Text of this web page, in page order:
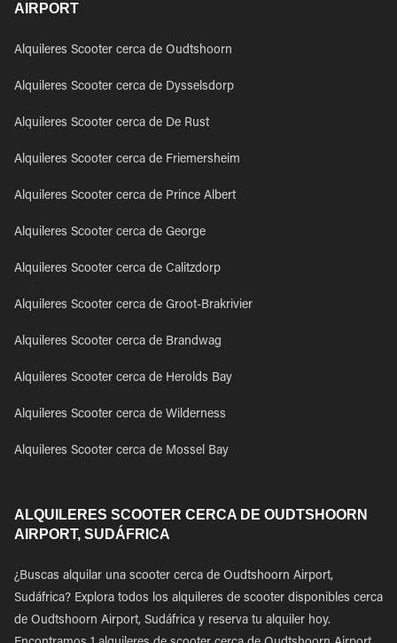
AIRPORT
Alquileres Scooter cerca de Oudtshoorn
Alquileres Scooter cerca de Dysselsdorp
Alquileres Scooter cerca de De Rust
Alquileres Scooter cerca de Friemersheim
Alquileres Scooter cerca de Prince Albert
Alquileres Scooter cerca de George
Alquileres Scooter cerca de Calitzdorp
Alquileres Scooter cerca de Groot-Brakrivier
Alquileres Scooter cerca de Brandwag
Alquileres Scooter cerca de Herolds Bay
Alquileres Scooter cerca de Wilderness
Alquileres Scooter cerca de Mossel Bay
ALQUILERES SCOOTER CERCA DE OUDTSHOORN
AIRPORT, SUDÁFRICA
¿Buscas alquilar una scooter cerca de Oudtshoorn Airport,
Sudáfrica? Explora todos los alquileres de scooter disponibles cerca
de Oudtshoorn Airport, Sudáfrica y reserva tu alquiler hoy.